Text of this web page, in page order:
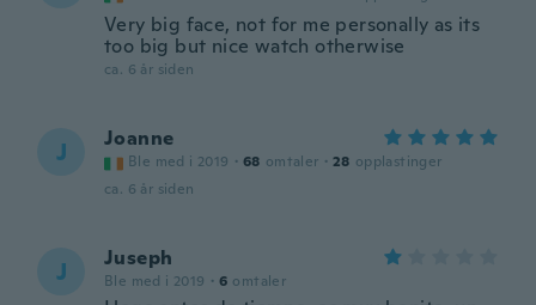
Very big face, not for me personally as its
too big but nice watch otherwise
ca. 6 år siden
J Joanne
Ble med i 2019 · 68 omtaler · 28 opplastinger
ca. 6 år siden
J Juseph
Ble med i 2019 · 6 omtaler